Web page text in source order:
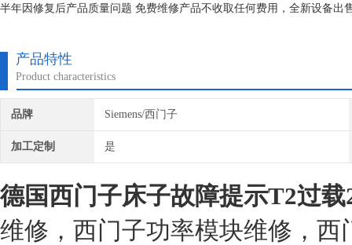
半年因修复后产品质量问题 免费维修产品不收取任何费用，全新设备
产品特性
Product characteristics
品牌 Siemens/西门子
加工定制 是
德国西门子床子故障提示T2过载
维修，西门子功率模块维修，西